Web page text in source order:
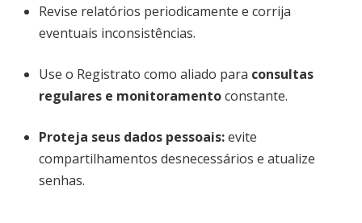
Revise relatórios periodicamente e corrija
eventuais inconsistências.
Use o Registrato como aliado para consultas
regulares e monitoramentoconstante.
Proteja seus dados pessoais:evite
compartilhamentos desnecessários e atualize
senhas.